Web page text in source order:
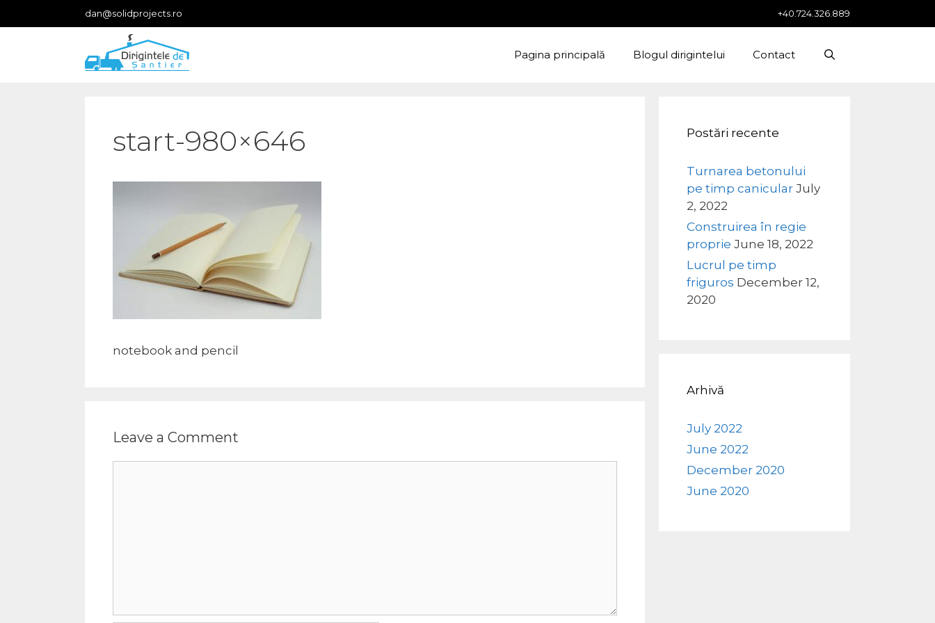
to
+40.724.326.889
dan@solidprojects.ro
Pagina principală Blogul dirigintelui Contact
start-980×646
notebook and pencil
Leave a Comment
Postări recente
Turnarea betonului
pe timp canicular July
2, 2022
Construirea în regie
proprie June 18, 2022
Lucrul pe timp
friguros December 12,
2020
Arhivă
July 2022
June 2022
December 2020
June 2020